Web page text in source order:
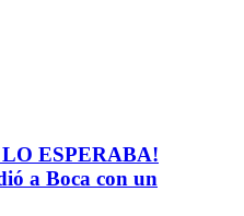
ESPERABA!
a Boca con un